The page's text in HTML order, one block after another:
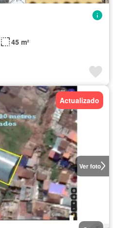
45 m²
Ver foto
Actualizado